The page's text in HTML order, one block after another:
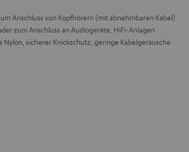
Anschluss von Kopfhörern (mit abnehmbaren Kabel)
zum Anschluss an Audiogeräte, HiFi-Anlagen
sicherer Knickschutz, geringe Kabelgeräusche